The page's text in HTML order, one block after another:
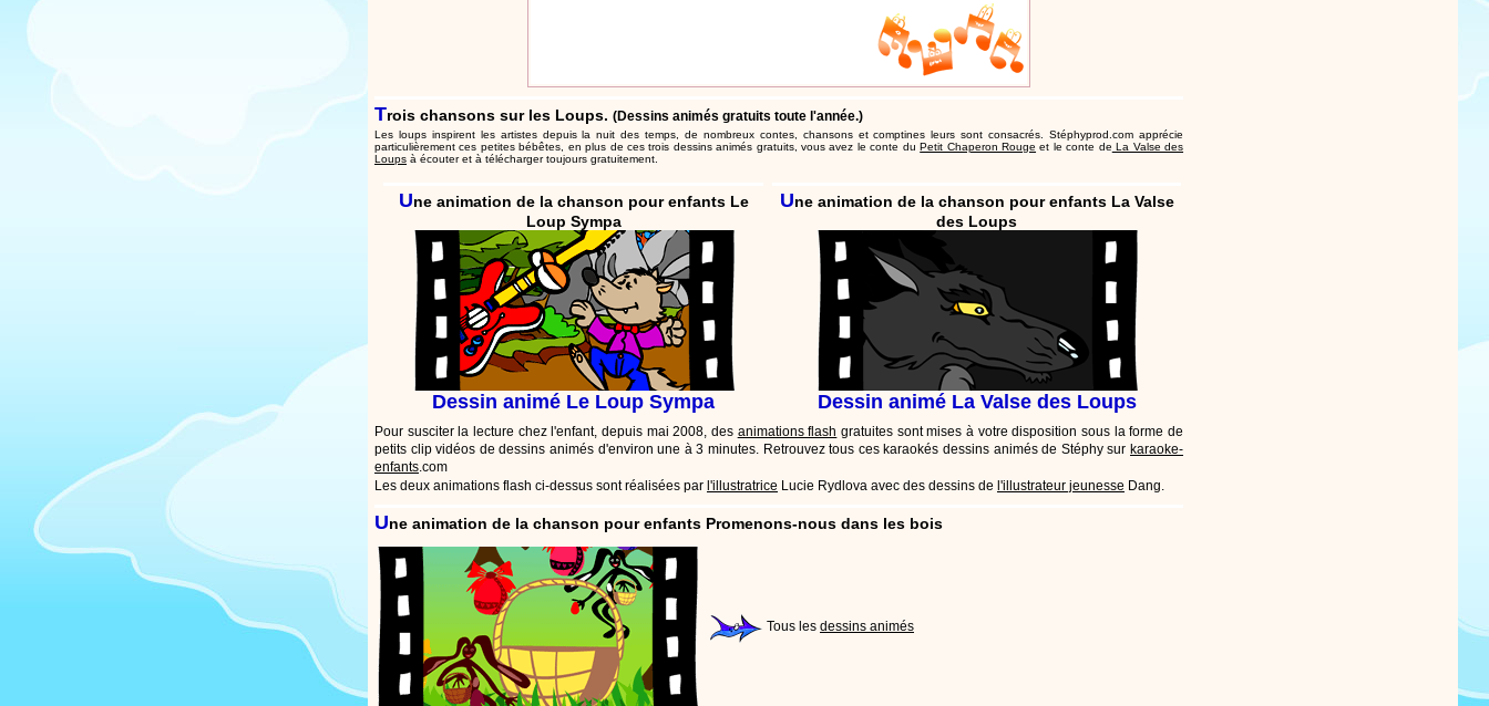
Trois chansons sur les Loups. (Dessins animés gratuits toute l'année.)
Les loups inspirent les artistes depuis la nuit des temps, de nombreux contes, chansons et comptines leurs sont consacrés. Stéphyprod.com apprécie
particulièrement ces petites bébêtes, en plus de ces trois dessins animés gratuits, vous avez le conte duPetit Chaperon Rouge et le conte de La Valse des
Loups à écouter et à télécharger toujours gratuitement.
Une animation de la chanson pour enfants Le
Loup Sympa
Dessin animé Le Loup Sympa
Une animation de la chanson pour enfants La Valse
des Loups
Dessin animé La Valse des Loups
Pour susciter la lecture chez l'enfant, depuis mai 2008, des animations flash gratuites sont mises à votre disposition sous la forme de
petits clip vidéos de dessins animés d'environ une à 3 minutes. Retrouvez tous ces karaokés dessins animés de Stéphy sur karaoke-
enfants.com
Les deux animations flash ci-dessus sont réalisées par l'illustratrice Lucie Rydlova avec des dessins de l'illustrateur jeunesse Dang.
Une animation de la chanson pour enfants Promenons-nous dans les bois
Tous les dessins animés